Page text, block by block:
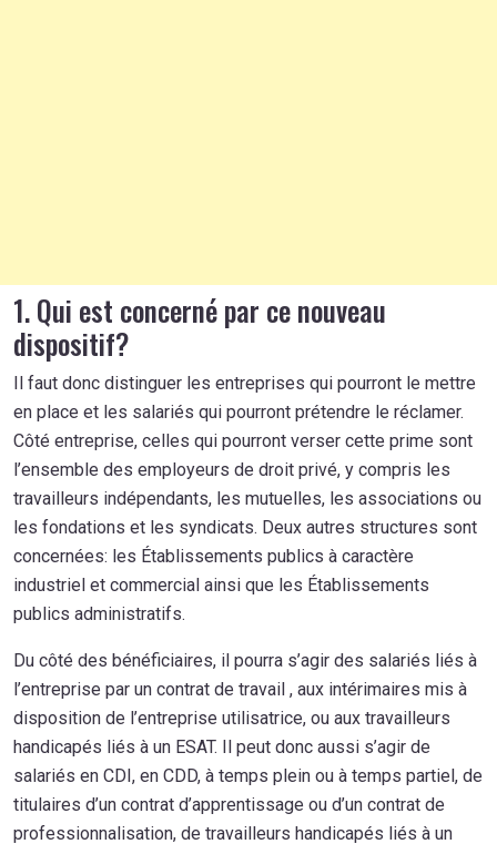
1.Qui est concerné par ce nouveau
dispositif?
Il faut donc distinguer les entreprises qui pourront le mettre
en place et les salariés qui pourront prétendre le réclamer.
Côté entreprise, celles qui pourront verser cette prime sont
l’ensemble des employeurs de droit privé, y compris les
travailleurs indépendants, les mutuelles, les associations ou
les fondations et les syndicats. Deux autres structures sont
concernées: les Établissements publics à caractère
industriel et commercial ainsi que les Établissements
publics administratifs.
Du côté des bénéficiaires, il pourra s’agir des salariés liés à
l’entreprise par un contrat de travail , aux intérimaires mis à
disposition de l’entreprise utilisatrice, ou aux travailleurs
handicapés liés à un ESAT. Il peut donc aussi s’agir de
salariés en CDI, en CDD, à temps plein ou à temps partiel, de
titulaires d’un contrat d’apprentissage ou d’un contrat de
professionnalisation, de travailleurs handicapés liés à un